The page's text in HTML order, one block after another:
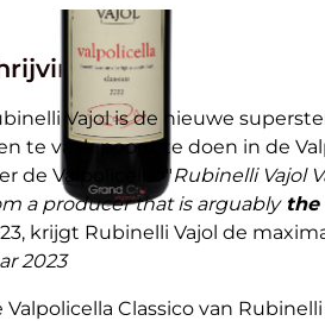
Vajol is de nieuwe
te vaak poogt te doen in de
de Valpolicella: "Rubinelli Vajol
a producer that is arguablythe
krijgt Rubinelli Vajol de
2023
Valpolicella Classico van